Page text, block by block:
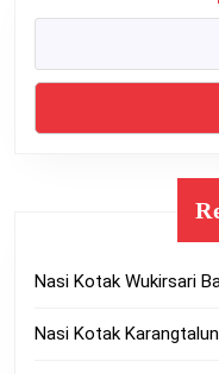
Nasi Kotak Wukirsari
Nasi Kotak